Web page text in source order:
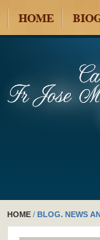
HOME
HOME/ BLOG. NEWS